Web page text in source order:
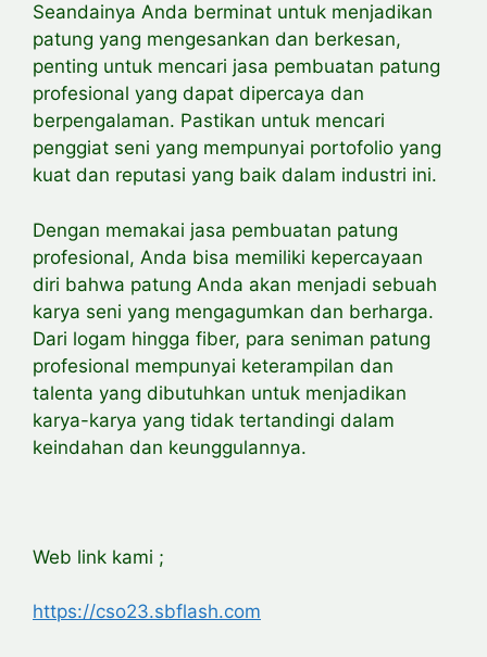
Seandainya Anda berminat untuk menjadikan
patung yang mengesankan dan berkesan,
penting untuk mencari jasa pembuatan patung
profesional yang dapat dipercaya dan
berpengalaman. Pastikan untuk mencari
penggiat seni yang mempunyai portofolio yang
kuat dan reputasi yang baik dalam industri ini.
Dengan memakai jasa pembuatan patung
profesional, Anda bisa memiliki kepercayaan
diri bahwa patung Anda akan menjadi sebuah
karya seni yang mengagumkan dan berharga.
Dari logam hingga fiber, para seniman patung
profesional mempunyai keterampilan dan
talenta yang dibutuhkan untuk menjadikan
karya-karya yang tidak tertandingi dalam
keindahan dan keunggulannya.
Web link kami ;
https://cso23.sbflash.com